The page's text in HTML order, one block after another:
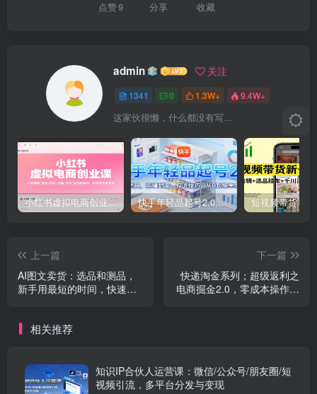
点赞9 分享 收藏
admin 关注
1341 0 1.3W+ 9.4W+
这家伙很懒，什么都没有写...
小红书虚拟电商创业课，系统拆解选品-内容-流量-变现，实现零成本变现 快手年轻品起号2.0：养号选品，剪辑封面，投流技巧，从0到爆单全流程
上一篇
AI图文卖货：选品和测品，
新手用最短的时间，快速测
下一篇
快递淘金系列；超级返利之
电商掘金2.0，零成本操作，
相关推荐
知识IP合伙人运营课：微信/公众号/朋友圈/短
视频引流，多平台分发与变现